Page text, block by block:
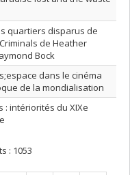
quartiers disparus de
de Heather
Bock
dans le cinéma
de la mondialisation
: intériorités du XIXe
: 1053